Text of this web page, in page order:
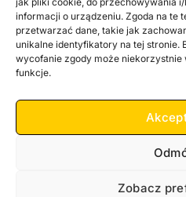
informacji o urządzeniu. Zgoda na te
przetwarzać dane, takie jak
unikalne identyfikatory na tej stronie.
wycofanie zgody może niekorzystnie
funkcje.
Zobacz
Kontakt
Informacje dla